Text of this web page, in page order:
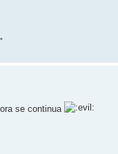
se continua